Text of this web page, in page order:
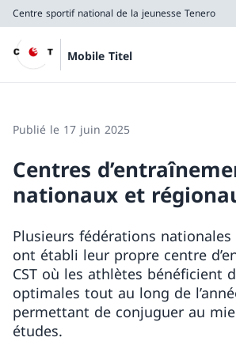
Centre sportif national de la jeunesse Tenero
Mobile Titel
Publié le 17 juin 2025
Centres
nationaux et
Plusieurs fédérations
ont établi leur propre centre
CST où les athlètes bénéficient
optimales tout au long de
permettant de conjuguer au
études.